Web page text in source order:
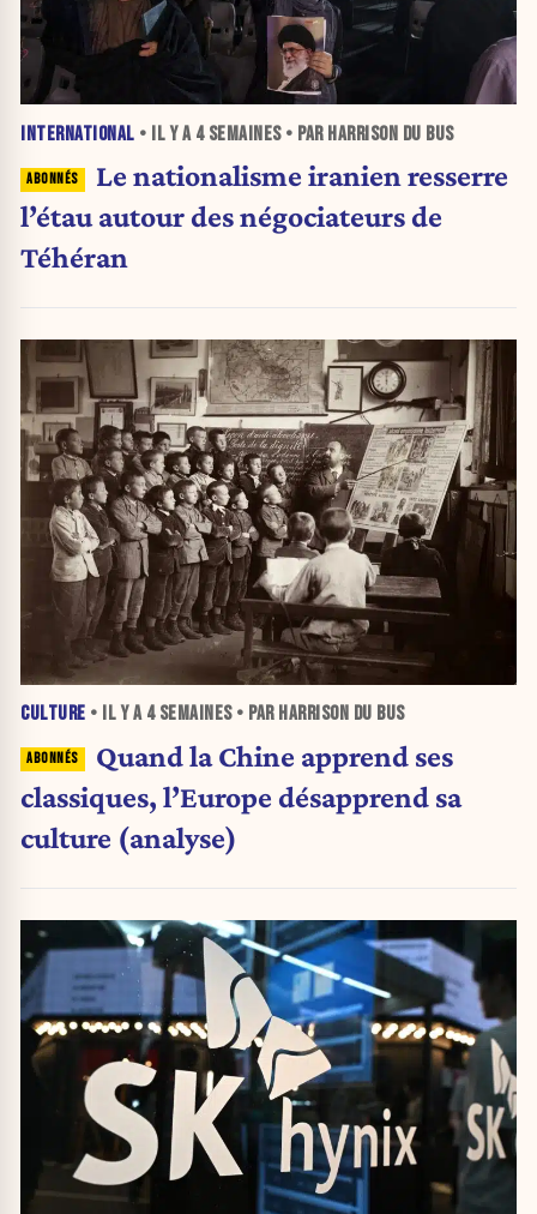
INTERNATIONAL • IL Y A 4 SEMAINES• PAR HARRISON DU BUS
Le nationalisme iranien resserre
l’étau autour des négociateurs de
Téhéran
CULTURE • IL Y A 4 SEMAINES• PAR HARRISON DU BUS
Quand la Chine apprend ses
classiques, l’Europe désapprend sa
culture (analyse)